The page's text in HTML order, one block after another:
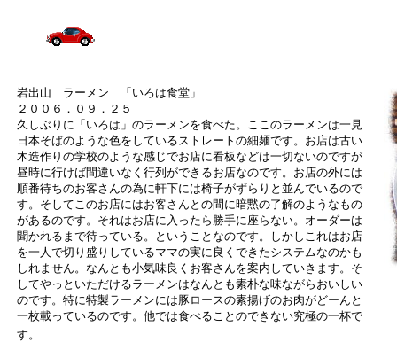
岩出山 ラーメン 「いろは食堂」
２００６．０９．２５
久しぶりに「いろは」のラーメンを食べた。ここのラーメンは一見
日本そばのような色をしているストレートの細麺です。お店は古い
木造作りの学校のような感じでお店に看板などは一切ないのですが
昼時に行けば間違いなく行列ができるお店なのです。お店の外には
順番待ちのお客さんの為に軒下には椅子がずらりと並んでいるので
す。そしてこのお店にはお客さんとの間に暗黙の了解のようなもの
があるのです。それはお店に入ったら勝手に座らない。オーダーは
聞かれるまで待っている。ということなのです。しかしこれはお店
を一人で切り盛りしているママの実に良くできたシステムなのかも
しれません。なんとも小気味良くお客さんを案内していきます。そ
してやっといただけるラーメンはなんとも素朴な味ながらおいしい
のです。特に特製ラーメンには豚ロースの素揚げのお肉がどーんと
一枚載っているのです。他では食べることのできない究極の一杯で
す。